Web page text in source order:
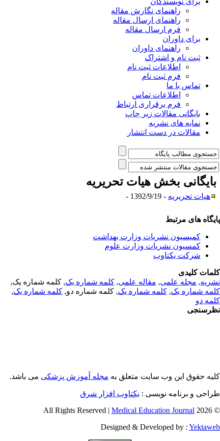
راهنمای نگارش مقاله
راهنمای ارسال مقاله
فرم ارسال مقاله
برای داوران
راهنمای داوران
ثبت نام و اشتراک
اطلاعات ثبت نام
فرم ثبت نام
تماس با ما
اطلاعات تماس
فرم برقراری ارتباط
بایگانی مقالات زیر چاپ
نمایه های نشریه
مقالات در دست انتشار
بخش هیات تحریریه
هیات تحریریه - 1392/9/19 -
های مرتبط
کمیسیون نشریات وزارت بهداشت
کمسیون نشریات وزارت علوم
شرکت یکتاوب
کلیدی
,مجله علمی, مقاله علمی, کلمه شماره یک, کلمه شماره یک,
شماره یک,کلمه شماره یک, کلمه شماره دو,کلمه شماره یک,
دو
حقوق این وب سایت متعلق بهمجله آموزش پزشکیمی باشد.
و برنامه نویسی : یکتاوب افزار شرق
©
Medical Education Journal
Designed & Developed by :